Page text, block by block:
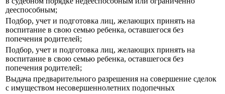
дееспособным;
Подбор, учет и подготовка лиц, желающих принять на
воспитание в свою семью ребенка, оставшегося без
попечения родителей;
Подбор, учет и подготовка лиц, желающих принять на
воспитание в свою семью ребенка, оставшегося без
попечения родителей;
Выдача предварительного разрешения на совершение сделок
с имуществом несовершеннолетних подопечных